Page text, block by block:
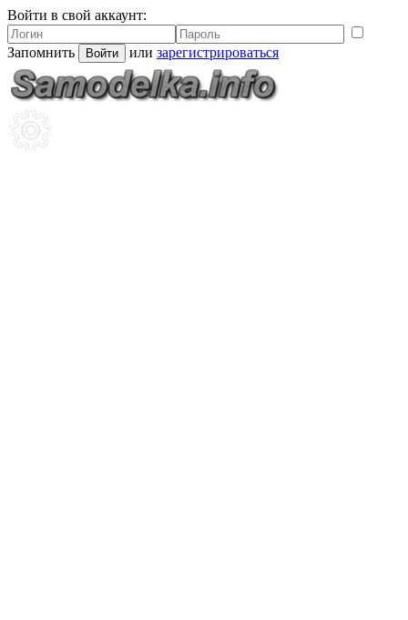
Войти в свой аккаунт:
Запомнить Войти или зарегистрироваться